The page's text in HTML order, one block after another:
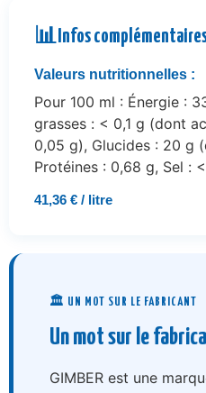
📊 Infos
Valeurs nutritionnelles :
Pour 100 ml : Énergie :
grasses : < 0,1 g (dont
0,05 g), Glucides : 20 g
Protéines : 0,68 g, Sel :
41,36 € / litre
🏛️ UN MOT SUR LE FABRICANT
Un mot sur le
GIMBER est une